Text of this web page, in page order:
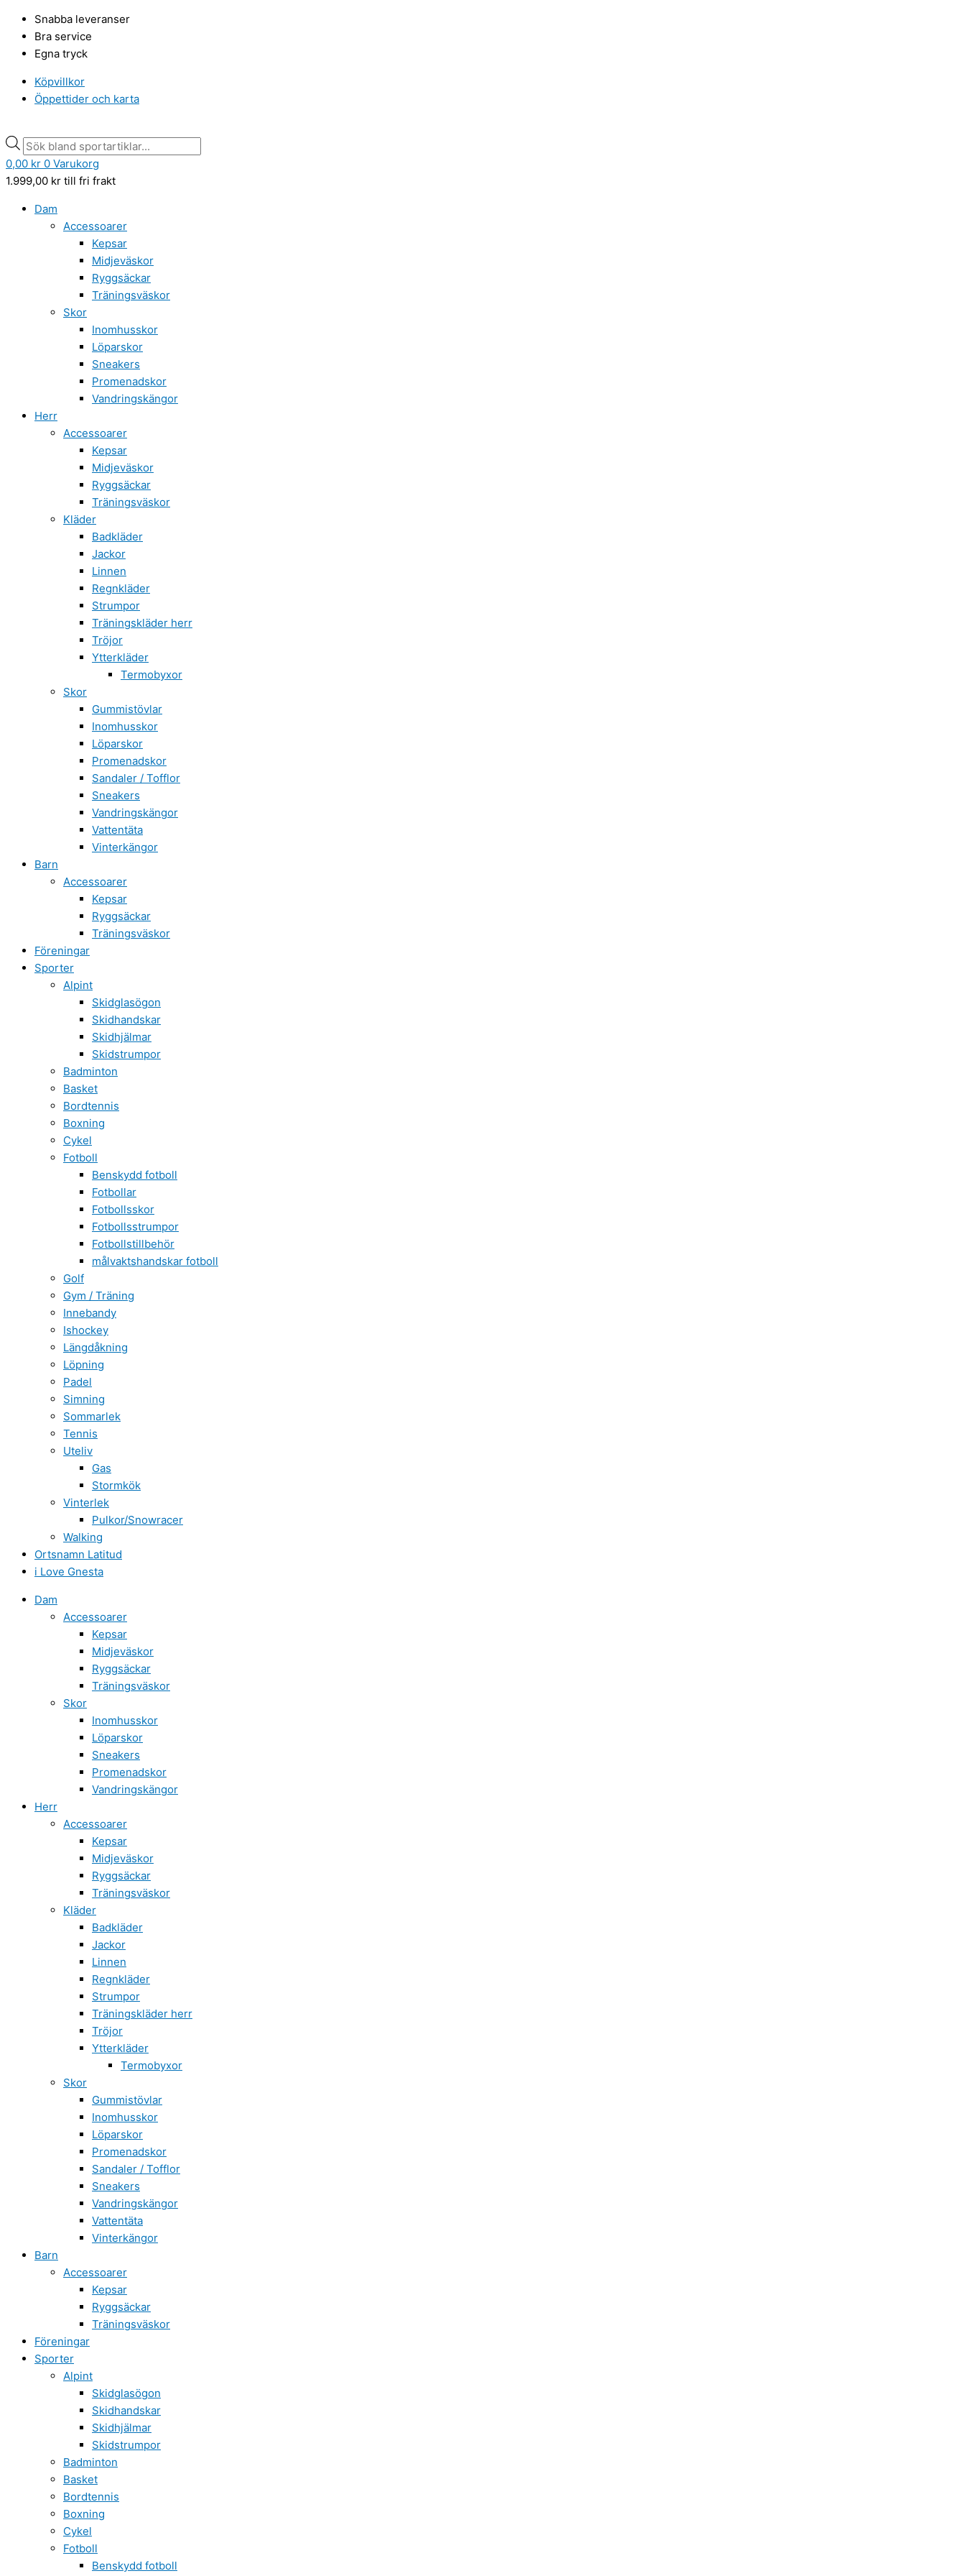
innehåll
Snabba leveranser
Bra service
Egna tryck
Köpvillkor
Öppettider och karta
search
0,00 kr 0 Varukorg
1.999,00 kr till fri frakt
Dam
Accessoarer
Kepsar
Midjeväskor
Ryggsäckar
Träningsväskor
Skor
Inomhusskor
Löparskor
Sneakers
Promenadskor
Vandringskängor
Herr
Accessoarer
Kepsar
Midjeväskor
Ryggsäckar
Träningsväskor
Kläder
Badkläder
Jackor
Linnen
Regnkläder
Strumpor
Träningskläder herr
Tröjor
Ytterkläder
Termobyxor
Skor
Gummistövlar
Inomhusskor
Löparskor
Promenadskor
Sandaler / Tofflor
Sneakers
Vandringskängor
Vattentäta
Vinterkängor
Barn
Accessoarer
Kepsar
Ryggsäckar
Träningsväskor
Föreningar
Sporter
Alpint
Skidglasögon
Skidhandskar
Skidhjälmar
Skidstrumpor
Badminton
Basket
Bordtennis
Boxning
Cykel
Fotboll
Benskydd fotboll
Fotbollar
Fotbollsskor
Fotbollsstrumpor
Fotbollstillbehör
målvaktshandskar fotboll
Golf
Gym / Träning
Innebandy
Ishockey
Längdåkning
Löpning
Padel
Simning
Sommarlek
Tennis
Uteliv
Gas
Stormkök
Vinterlek
Pulkor/Snowracer
Walking
Ortsnamn Latitud
i Love Gnesta
Dam
Accessoarer
Kepsar
Midjeväskor
Ryggsäckar
Träningsväskor
Skor
Inomhusskor
Löparskor
Sneakers
Promenadskor
Vandringskängor
Herr
Accessoarer
Kepsar
Midjeväskor
Ryggsäckar
Träningsväskor
Kläder
Badkläder
Jackor
Linnen
Regnkläder
Strumpor
Träningskläder herr
Tröjor
Ytterkläder
Termobyxor
Skor
Gummistövlar
Inomhusskor
Löparskor
Promenadskor
Sandaler / Tofflor
Sneakers
Vandringskängor
Vattentäta
Vinterkängor
Barn
Accessoarer
Kepsar
Ryggsäckar
Träningsväskor
Föreningar
Sporter
Alpint
Skidglasögon
Skidhandskar
Skidhjälmar
Skidstrumpor
Badminton
Basket
Bordtennis
Boxning
Cykel
Fotboll
Benskydd fotboll
search